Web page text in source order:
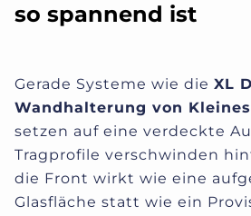
so spannend ist
Gerade Systeme wie die XL
Wandhalterung von
setzen auf eine verdeckte
Tragprofile verschwinden
die Front wirkt wie eine
Glasfläche statt wie ein